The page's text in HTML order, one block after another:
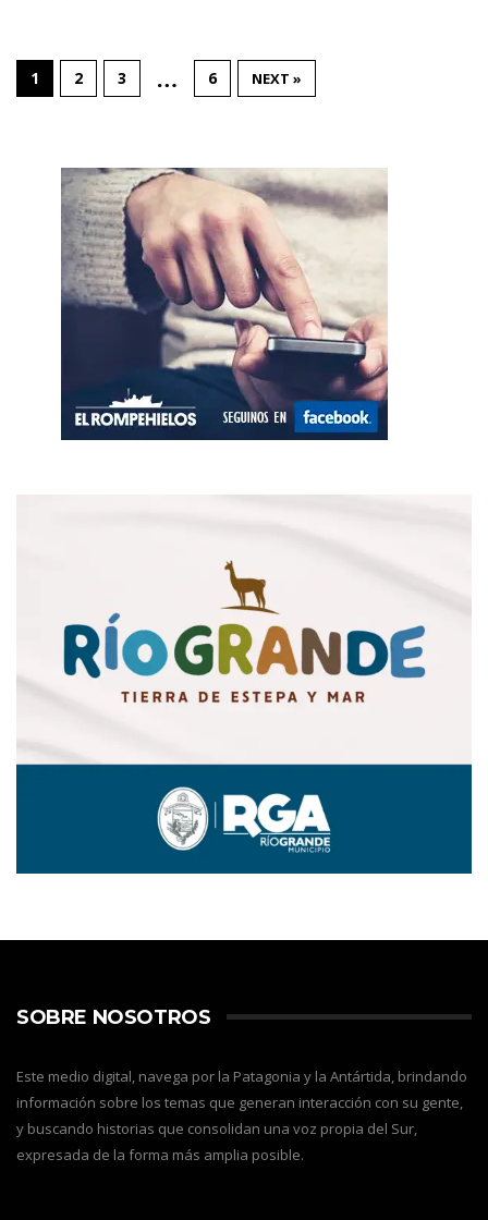
1 2 3 … 6 NEXT »
SOBRE NOSOTROS
Este medio digital, navega por la Patagonia y la Antártida, brindando
información sobre los temas que generan interacción con su gente,
y buscando historias que consolidan una voz propia del Sur,
expresada de la forma más amplia posible.